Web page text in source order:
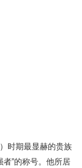
时期最显赫的贵族
者”的称号。他所居